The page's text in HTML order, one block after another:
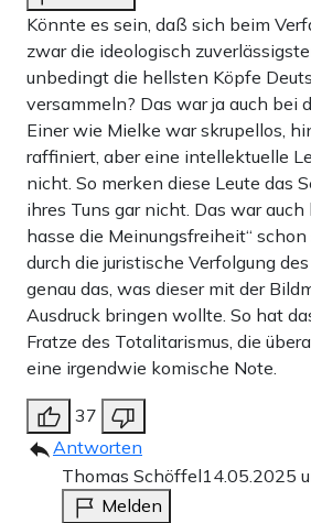
Könnte es sein, daß sich beim
zwar die ideologisch
unbedingt die hellsten Köpfe
versammeln? Das war ja auch bei
Einer wie Mielke war skrupellos,
raffiniert, aber eine intellektuelle
nicht. So merken diese Leute das
ihres Tuns gar nicht. Das war auch
hasse die Meinungsfreiheit“
durch die juristische Verfolgung
genau das, was dieser mit der
Ausdruck bringen wollte. So hat
Fratze des Totalitarismus, die
eine irgendwie komische Note.
37
Antworten
Thomas Schöffel14.05.2025
Melden